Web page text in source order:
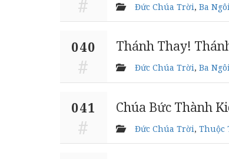
Đức Chúa Trời, Ba Ngôi
040 Thánh Thay!
Đức Chúa Trời, Ba
041 Chúa Bức Thành
Đức Chúa Trời, Thuộc